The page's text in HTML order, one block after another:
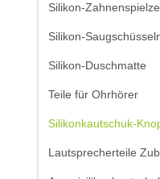
Silikon-
Silikon-
Silikon-Duschmatte
Teile für Ohrhörer
Silikonkautschuk-
Lautsprecherteile